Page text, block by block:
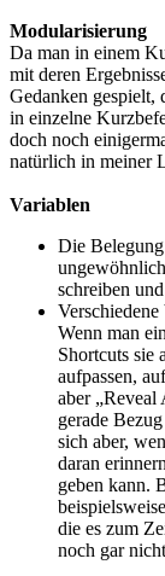
Modularisierung
Da man in einem
mit deren
Gedanken gespielt,
in einzelne
doch noch
natürlich in meiner
Variablen
Die
schreiben
Wenn man
Shortcuts sie
aufpassen,
aber „Reveal
gerade
sich aber,
daran
geben kann.
die es zum
noch gar